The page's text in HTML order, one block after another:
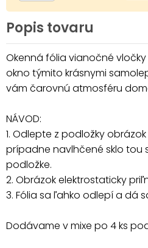
Popis tovaru
Okenná fólia vianočné
okno týmito krásnymi
vám čarovnú atmosféru
NÁVOD:
1. Odlepte z podložky
prípadne navlhčené sklo tou
podložke.
2. Obrázok elektrostaticky
3. Fólia sa ľahko odlepí a dá
Dodávame v mixe po 4 ks